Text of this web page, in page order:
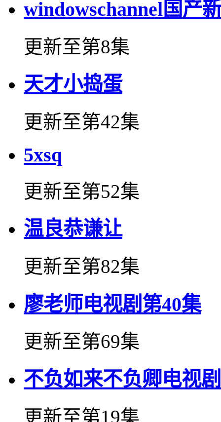
windowschannel国产
更新至第8集
天才小捣蛋
更新至第42集
5xsq
更新至第52集
温良恭谦让
更新至第82集
廖老师电视剧第40集
更新至第69集
不负如来不负卿电视
更新至第19集